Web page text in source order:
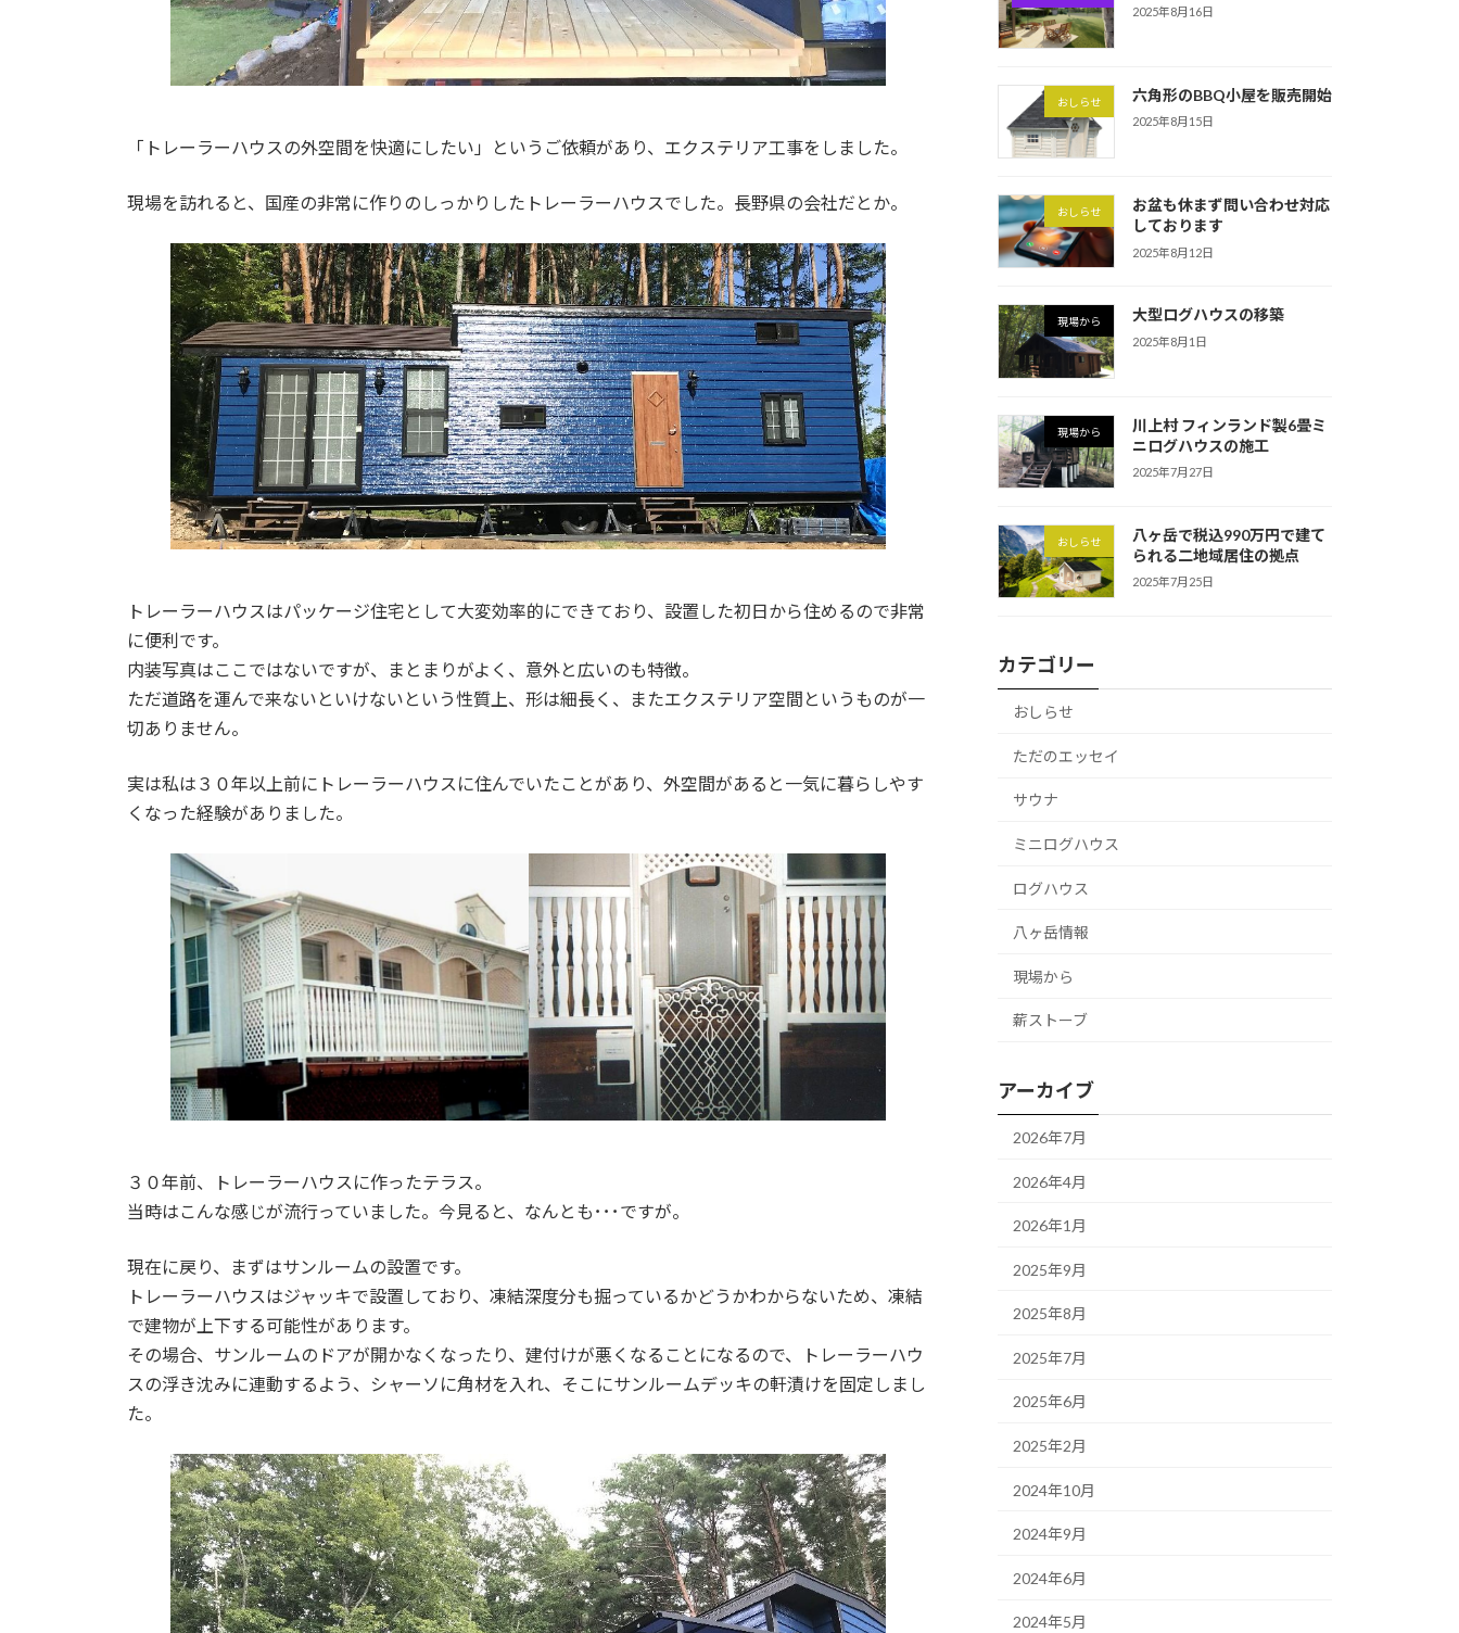
「トレーラーハウスの外空間を快適にしたい」というご依頼があり、エクステリア工事をしました。
現場を訪れると、国産の非常に作りのしっかりしたトレーラーハウスでした。長野県の会社だとか。
トレーラーハウスはパッケージ住宅として大変効率的にできており、設置した初日から住めるので非常
に便利です。
内装写真はここではないですが、まとまりがよく、意外と広いのも特徴。
ただ道路を運んで来ないといけないという性質上、形は細長く、またエクステリア空間というものが一
切ありません。
実は私は３０年以上前にトレーラーハウスに住んでいたことがあり、外空間があると一気に暮らしやす
くなった経験がありました。
３０年前、トレーラーハウスに作ったテラス。
当時はこんな感じが流行っていました。今見ると、なんとも･･･ですが。
現在に戻り、まずはサンルームの設置です。
トレーラーハウスはジャッキで設置しており、凍結深度分も掘っているかどうかわからないため、凍結
で建物が上下する可能性があります。
その場合、サンルームのドアが開かなくなったり、建付けが悪くなることになるので、トレーラーハウ
スの浮き沈みに連動するよう、シャーソに角材を入れ、そこにサンルームデッキの軒漬けを固定しまし
た。
2025年8月16日
おしらせ 六角形のBBQ小屋を販売開始
2025年8月15日
おしらせ
お盆も休まず問い合わせ対応
しております
2025年8月12日
現場から 大型ログハウスの移築
2025年8月1日
現場から
川上村 フィンランド製6畳ミ
ニログハウスの施工
2025年7月27日
おしらせ
八ヶ岳で税込990万円で建て
られる二地域居住の拠点
2025年7月25日
カテゴリー
おしらせ
ただのエッセイ
サウナ
ミニログハウス
ログハウス
八ヶ岳情報
現場から
薪ストーブ
アーカイブ
2026年7月
2026年4月
2026年1月
2025年9月
2025年8月
2025年7月
2025年6月
2025年2月
2024年10月
2024年9月
2024年6月
2024年5月